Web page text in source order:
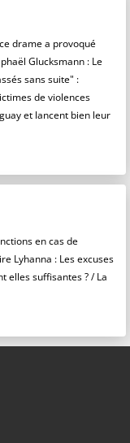
drame a provoqué
Glucksmann : Le
sans suite" :
de violences
et lancent bien leur
en cas de
Lyhanna : Les excuses
elles suffisantes ? / La